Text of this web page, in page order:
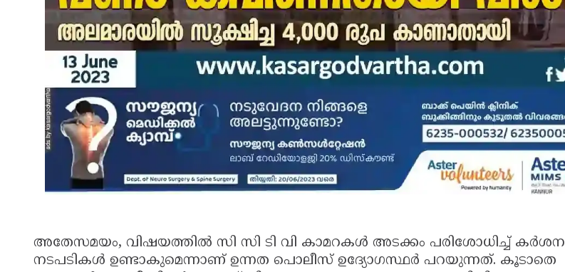
അതേസമയം, വിഷയത്തില്‍ സി സി ടി വി കാമറകള്‍ അടക്കം പരിശോധിച്ച് കര്‍ശന
നടപടികള്‍ ഉണ്ടാകുമെന്നാണ് ഉന്നത പൊലീസ് ഉദ്യോഗസ്ഥര്‍ പറയുന്നത്. കൂടാതെ